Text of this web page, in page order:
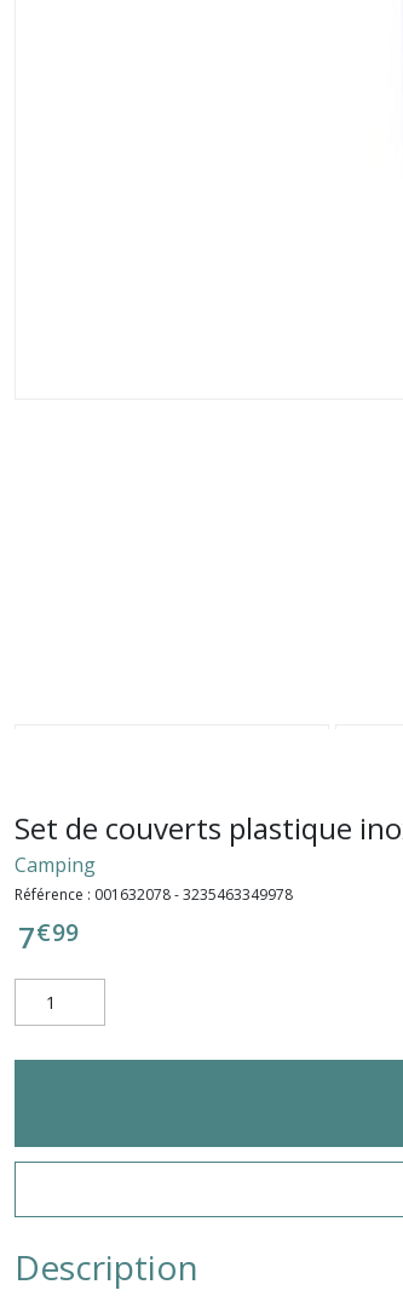
Set de couverts plastique
Camping
Référence : 001632078 - 3235463349978
7€99
Description